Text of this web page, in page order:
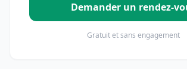
Demander un rendez-
Gratuit et sans engagement